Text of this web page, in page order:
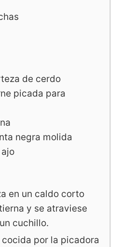
de cerdo
picada para
negra molida
en un caldo corto
y se atraviese
cuchillo.
por la picadora